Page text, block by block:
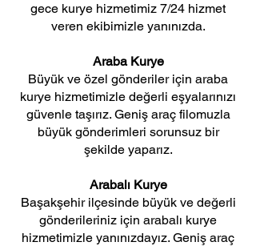
gece kurye hizmetimiz 7/24 hizmet
veren ekibimizle yanınızda.
Araba Kurye
Büyük ve özel gönderiler için araba
kurye hizmetimizle değerli eşyalarınızı
güvenle taşırız. Geniş araç filomuzla
büyük gönderimleri sorunsuz bir
şekilde yaparız.
Arabalı Kurye
Başakşehir ilçesinde büyük ve değerli
gönderileriniz için arabalı kurye
hizmetimizle yanınızdayız. Geniş araç